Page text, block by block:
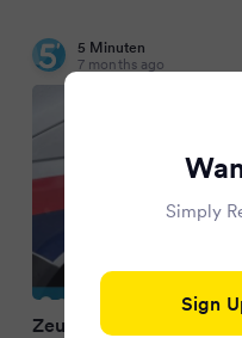
5 Minuten
7 months ago
Zeugen sehen alles:
Simply
Sign